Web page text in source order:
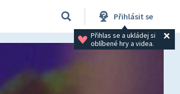
Přihlásit se
Přihlas se a ukládej si
oblíbené hry a videa.